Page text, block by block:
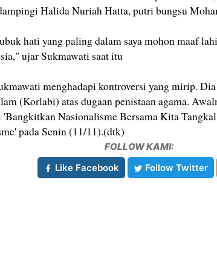
Halida Nuriah Hatta, putri bungsu
hati yang paling dalam saya mohon maaf
ujar Sukmawati saat itu
menghadapi kontroversi yang mirip.
(Korlabi) atas dugaan penistaan agama.
Nasionalisme Bersama Kita
pada Senin (11/11).(dtk)
FOLLOW KAMI:
Like Facebook
Follow Twitter